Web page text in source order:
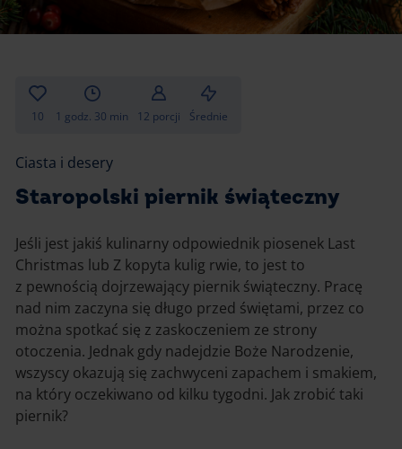
Zupy i kremy
Inne
Ciasta i desery
Napoje i koktajle
Gotowanie
Desery i przekąski
10 1 godz. 30 min 12 porcji Średnie
Ciasta i desery
Staropolski piernik świąteczny
Jeśli jest jakiś kulinarny odpowiednik piosenek Last
Christmas lub Z kopyta kulig rwie, to jest to
z pewnością dojrzewający piernik świąteczny. Pracę
nad nim zaczyna się długo przed świętami, przez co
można spotkać się z zaskoczeniem ze strony
otoczenia. Jednak gdy nadejdzie Boże Narodzenie,
wszyscy okazują się zachwyceni zapachem i smakiem,
na który oczekiwano od kilku tygodni. Jak zrobić taki
piernik?